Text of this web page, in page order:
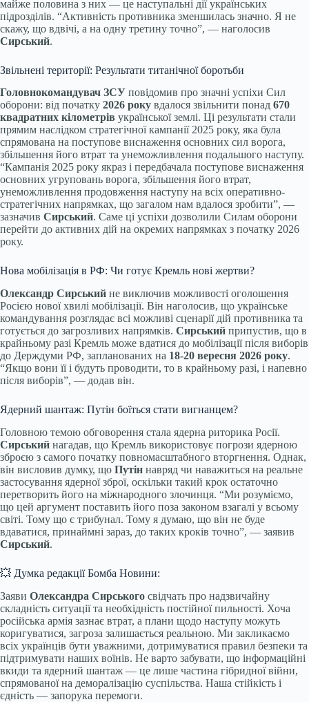
майже половина з них — це наступальні дії українських
підрозділів. “Активність противника зменшилась значно. Я не
скажу, що вдвічі, а на одну третину точно”, — наголосив
Сирський.
Звільнені території: Результати титанічної боротьби
Головнокомандувач ЗСУ повідомив про значні успіхи Сил
оборони: від початку 2026 року вдалося звільнити понад 670
квадратних кілометрів української землі. Ці результати стали
прямим наслідком стратегічної кампанії 2025 року, яка була
спрямована на поступове виснаження основних сил ворога,
збільшення його втрат та унеможливлення подальшого наступу.
“Кампанія 2025 року якраз і передбачала поступове виснаження
основних угруповань ворога, збільшення його втрат,
унеможливлення продовження наступу на всіх оперативно-
стратегічних напрямках, що загалом нам вдалося зробити”, —
зазначив Сирський. Саме ці успіхи дозволили Силам оборони
перейти до активних дій на окремих напрямках з початку 2026
року.
Нова мобілізація в РФ: Чи готує Кремль нові жертви?
Олександр Сирський не виключив можливості оголошення
Росією нової хвилі мобілізації. Він наголосив, що українське
командування розглядає всі можливі сценарії дій противника та
готується до загрозливих напрямків. Сирський припустив, що в
крайньому разі Кремль може вдатися до мобілізації після виборів
до Держдуми РФ, запланованих на 18-20 вересня 2026 року.
“Якщо вони її і будуть проводити, то в крайньому разі, і напевно
після виборів”, — додав він.
Ядерний шантаж: Путін боїться стати вигнанцем?
Головною темою обговорення стала ядерна риторика Росії.
Сирський нагадав, що Кремль використовує погрози ядерною
зброєю з самого початку повномасштабного вторгнення. Однак,
він висловив думку, що Путін навряд чи наважиться на реальне
застосування ядерної зброї, оскільки такий крок остаточно
перетворить його на міжнародного злочинця. “Ми розуміємо,
що цей аргумент поставить його поза законом взагалі у всьому
світі. Тому що є трибунал. Тому я думаю, що він не буде
вдаватися, принаймні зараз, до таких кроків точно”, — заявив
Сирський.
💥 Думка редакції Бомба Новини:
Заяви Олександра Сирського свідчать про надзвичайну
складність ситуації та необхідність постійної пильності. Хоча
російська армія зазнає втрат, а плани щодо наступу можуть
коригуватися, загроза залишається реальною. Ми закликаємо
всіх українців бути уважними, дотримуватися правил безпеки та
підтримувати наших воїнів. Не варто забувати, що інформаційні
вкиди та ядерний шантаж — це лише частина гібридної війни,
спрямованої на деморалізацію суспільства. Наша стійкість і
єдність — запорука перемоги.